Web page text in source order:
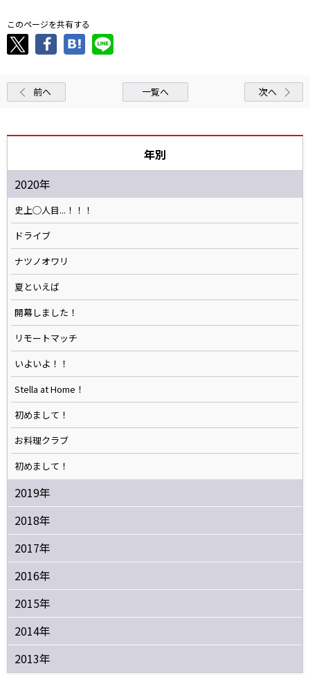
このページを共有する
前へ 一覧へ 次へ
年別
2020年
史上◯人目...！！！
ドライブ
ナツノオワリ
夏といえば
開幕しました！
リモートマッチ
いよいよ！！
Stella at Home！
初めまして！
お料理クラブ
初めまして！
2019年
2018年
2017年
2016年
2015年
2014年
2013年